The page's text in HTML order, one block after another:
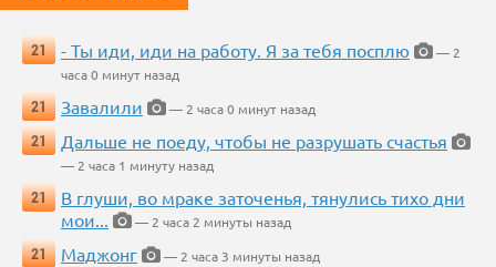
21 - Ты иди, иди на работу. Я за тебя посплю
— 2
часа 0 минут назад
21
Завалили
— 2 часа 0 минут назад
21
Дальше не поеду, чтобы не разрушать счастья
— 2 часа 1 минуту назад
21
В глуши, во мраке заточенья, тянулись тихо дни
мои...
— 2 часа 2 минуты назад
21
Маджонг
— 2 часа 3 минуты назад